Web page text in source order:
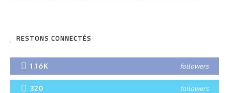
RESTONS CONNECTÉS
1.16K followers
320 followers